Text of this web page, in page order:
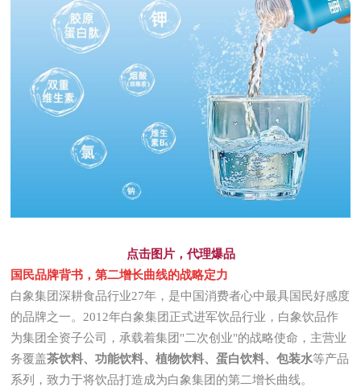
点击图片，代理爆品
国民品牌背书，第二增长曲线的战略定力
白象集团深耕食品行业27年，是中国消费者心中最具国民好感度
的品牌之一。2012年白象集团正式进军饮品行业，白象饮品作
为集团全资子公司，承载着集团"二次创业"的战略使命，主营业
务覆盖茶饮料、功能饮料、植物饮料、蛋白饮料、包装水等产品
系列，致力于将饮品打造成为白象集团的第二增长曲线。